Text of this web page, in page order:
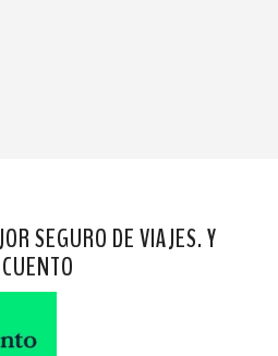
SEGURO DE VIAJES. Y